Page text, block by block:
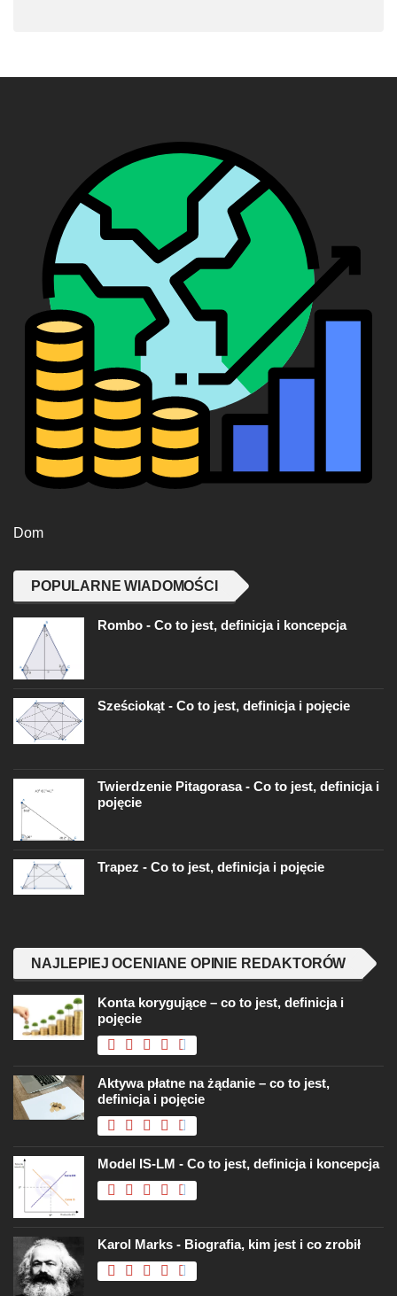
Dom
POPULARNE WIADOMOŚCI
Rombo - Co to jest, definicja i koncepcja
Sześciokąt - Co to jest, definicja i pojęcie
Twierdzenie Pitagorasa - Co to jest, definicja i
pojęcie
Trapez - Co to jest, definicja i pojęcie
NAJLEPIEJ OCENIANE OPINIE REDAKTORÓW
Konta korygujące – co to jest, definicja i
pojęcie
Aktywa płatne na żądanie – co to jest,
definicja i pojęcie
Model IS-LM - Co to jest, definicja i koncepcja
Karol Marks - Biografia, kim jest i co zrobił